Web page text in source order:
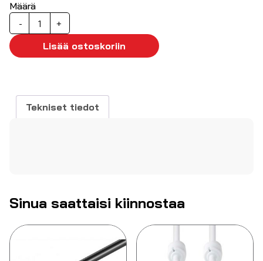
Määrä
-
Antennikaapeli
IEC
kullatuilla
kulmaliittimillä,3m
+
Lisää ostoskoriin
Tekniset tiedot
Sinua saattaisi kiinnostaa